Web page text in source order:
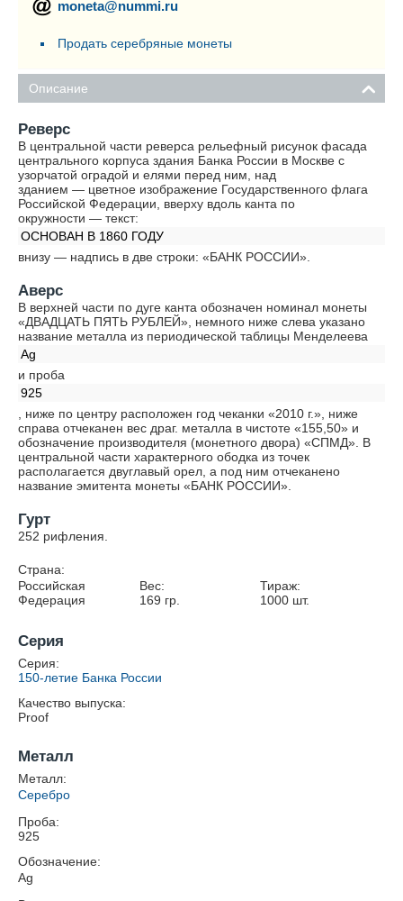
moneta@nummi.ru
Продать серебряные монеты
Описание
Реверс
В центральной части реверса рельефный рисунок фасада
центрального корпуса здания Банка России в Москве с
узорчатой оградой и елями перед ним, над
зданием — цветное изображение Государственного флага
Российской Федерации, вверху вдоль канта по
окружности — текст:
ОСНОВАН В 1860 ГОДУ
внизу — надпись в две строки: «БАНК РОССИИ».
Аверс
В верхней части по дуге канта обозначен номинал монеты
«ДВАДЦАТЬ ПЯТЬ РУБЛЕЙ», немного ниже слева указано
название металла из периодической таблицы Менделеева
Ag
и проба
925
, ниже по центру расположен год чеканки «2010 г.», ниже
справа отчеканен вес драг. металла в чистоте «155,50» и
обозначение производителя (монетного двора) «СПМД». В
центральной части характерного ободка из точек
располагается двуглавый орел, а под ним отчеканено
название эмитента монеты «БАНК РОССИИ».
Гурт
252 рифления.
Страна:
Российская
Федерация
Вес:
169 гр.
Тираж:
1000 шт.
Серия
Серия:
150-летие Банка России
Качество выпуска:
Proof
Металл
Металл:
Серебро
Проба:
925
Обозначение:
Ag